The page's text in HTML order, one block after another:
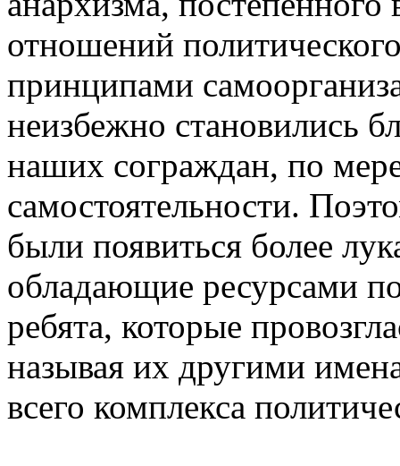
отношений
принципами
неизбежно становились
наших сограждан, по
самостоятельности.
были появиться более
обладающие ресурсами
ребята, которые
называя их другими
всего комплекса